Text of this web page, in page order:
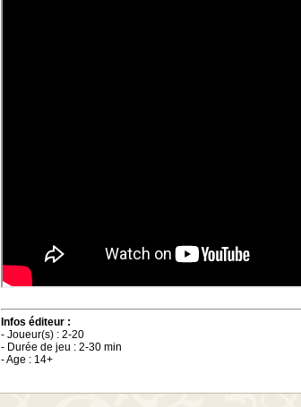
Infos éditeur :
- Joueur(s) : 2-20
- Durée de jeu : 2-30 min
- Age : 14+